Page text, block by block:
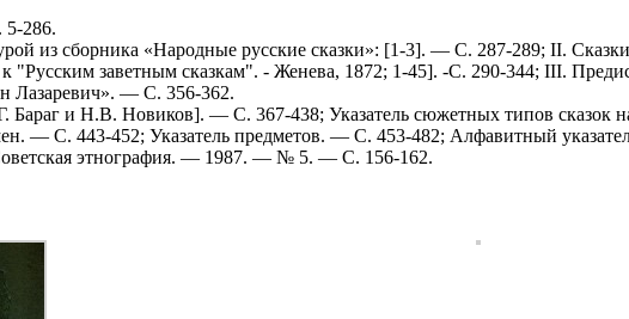
286.
из сборника «Народные русские сказки»: [1-3]. — С. 287-289; II.
к "Русским заветным сказкам". - Женева, 1872; 1-45]. -С. 290-344; III.
Лазаревич». — С. 356-362.
и Н.В. Новиков]. — С. 367-438; Указатель сюжетных типов сказок
— С. 443-452; Указатель предметов. — С. 453-482; Алфавитный
этнография. — 1987. — № 5. — С. 156-162.